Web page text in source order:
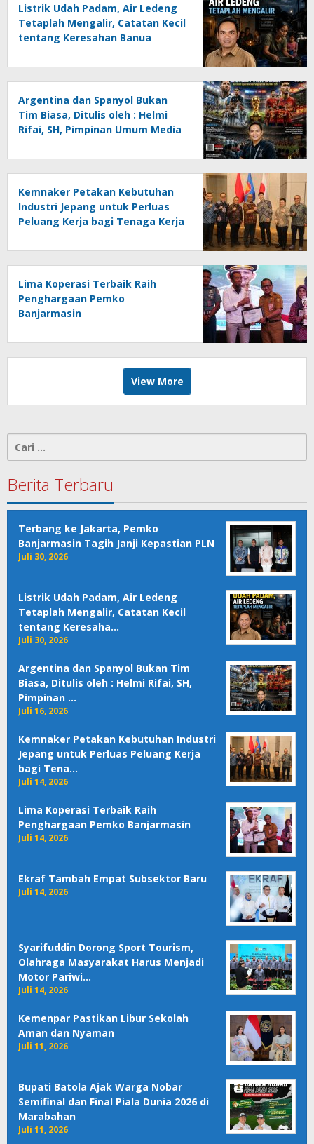
Listrik Udah Padam, Air Ledeng
Tetaplah Mengalir, Catatan Kecil
tentang Keresahan Banua
Ancaman Lingkungan, Oleh :
Helmi Rifai, SH
Argentina dan Spanyol Bukan
Tim Biasa, Ditulis oleh : Helmi
Rifai, SH, Pimpinan Umum Media
Kemnaker Petakan Kebutuhan
Industri Jepang untuk Perluas
Peluang Kerja bagi Tenaga Kerja
Lima Koperasi Terbaik Raih
Penghargaan Pemko
Banjarmasin
View More
Cari
untuk:
Berita Terbaru
Terbang ke Jakarta, Pemko
Banjarmasin Tagih Janji Kepastian PLN
Juli 30, 2026
Listrik Udah Padam, Air Ledeng
Tetaplah Mengalir, Catatan Kecil
tentang Keresaha…
Juli 30, 2026
Argentina dan Spanyol Bukan Tim
Biasa, Ditulis oleh : Helmi Rifai, SH,
Pimpinan …
Juli 16, 2026
Kemnaker Petakan Kebutuhan Industri
Jepang untuk Perluas Peluang Kerja
bagi Tena…
Juli 14, 2026
Lima Koperasi Terbaik Raih
Penghargaan Pemko Banjarmasin
Juli 14, 2026
Ekraf Tambah Empat Subsektor Baru
Juli 14, 2026
Syarifuddin Dorong Sport Tourism,
Olahraga Masyarakat Harus Menjadi
Motor Pariwi…
Juli 14, 2026
Kemenpar Pastikan Libur Sekolah
Aman dan Nyaman
Juli 11, 2026
Bupati Batola Ajak Warga Nobar
Semifinal dan Final Piala Dunia 2026 di
Marabahan
Juli 11, 2026